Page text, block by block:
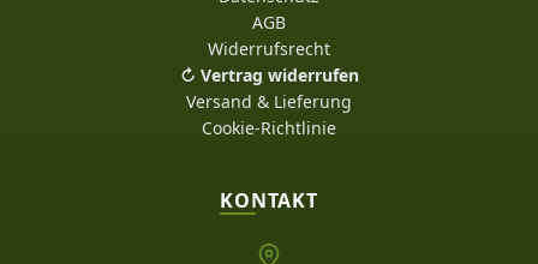
AGB
Widerrufsrecht
↻ Vertrag widerrufen
Versand & Lieferung
Cookie-Richtlinie
KONTAKT